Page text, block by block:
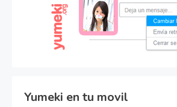
Yumeki en tu movil